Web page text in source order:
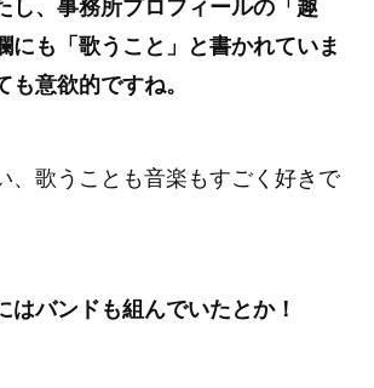
し、事務所プロフィールの「趣
にも「歌うこと」と書かれていま
意欲的ですね。
歌うことも音楽もすごく好きで
バンドも組んでいたとか！